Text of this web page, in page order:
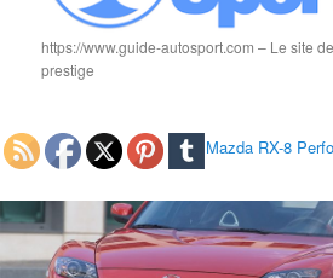
https://www.guide-autosport.com – Le site
prestige
Mazda RX-8